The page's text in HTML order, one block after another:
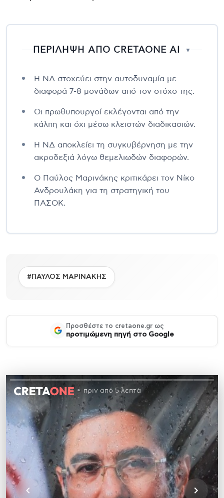
ΠΕΡΙΛΗΨΗ ΑΠΟ CRETAONE AI ▼
Η ΝΔ στοχεύει στην αυτοδυναμία με
διαφορά 7-8 μονάδων από τον στόχο της.
Οι πρωθυπουργοί εκλέγονται από την
κάλπη και όχι μέσω κλειστών διαδικασιών.
Η ΝΔ αποκλείει τη συγκυβέρνηση με την
ακροδεξιά λόγω θεμελιωδών διαφορών.
Ο Παύλος Μαρινάκης κριτικάρει τον Νίκο
Ανδρουλάκη για τη στρατηγική του
ΠΑΣΟΚ.
#ΠΑΥΛΟΣ ΜΑΡΙΝΑΚΗΣ
Προσθέστε το cretaone.gr ως
προτιμώμενη πηγή στο Google
πριν από 5 λεπτά